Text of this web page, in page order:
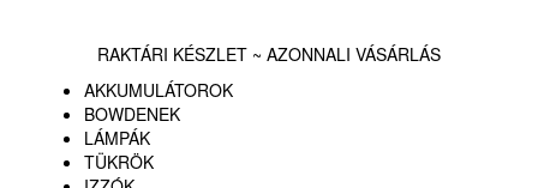
RAKTÁRI KÉSZLET ~ AZONNALI VÁSÁRLÁS
AKKUMULÁTOROK
BOWDENEK
LÁMPÁK
TÜKRÖK